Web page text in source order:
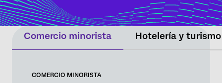
equipos o intervienen según los límites
definidos para proteger la relación y generar
resultados tangibles.
Comercio minorista Hotelería y turismo
COMERCIO MINORISTA